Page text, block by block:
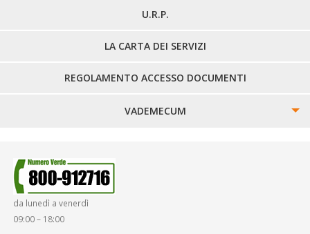
U.R.P.
LA CARTA DEI SERVIZI
REGOLAMENTO ACCESSO DOCUMENTI
VADEMECUM
SMARRIMENTO OGGETTI
da lunedì a venerdì
09:00 – 18:00